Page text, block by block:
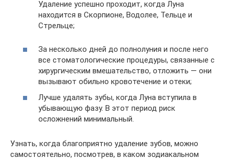
Удаление успешно проходит, когда Луна
находится в Скорпионе, Водолее, Тельце и
Стрельце;
За несколько дней до полнолуния и после него
все стоматологические процедуры, связанные с
хирургическим вмешательство, отложить — они
вызывают обильно кровотечение и отеки;
Лучше удалять зубы, когда Луна вступила в
убывающую фазу. В этот период риск
осложнений минимальный.
Узнать, когда благоприятно удаление зубов, можно
самостоятельно, посмотрев, в каком зодиакальном